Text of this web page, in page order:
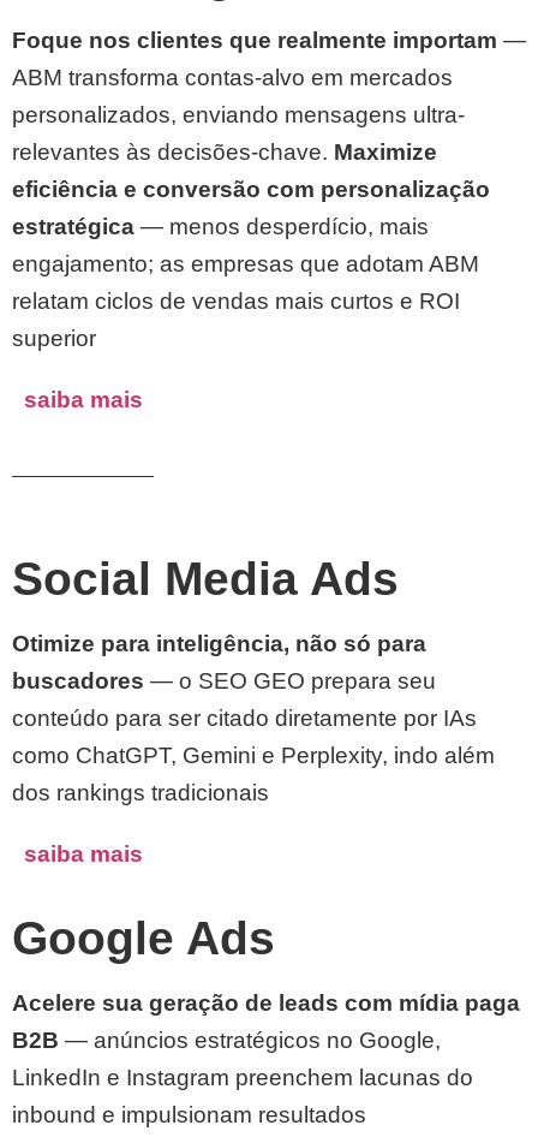
Foque nos clientes que realmente importam —
ABM transforma contas-alvo em mercados
personalizados, enviando mensagens ultra-
relevantes às decisões-chave. Maximize
eficiência e conversão com personalização
estratégica — menos desperdício, mais
engajamento; as empresas que adotam ABM
relatam ciclos de vendas mais curtos e ROI
superior
saiba mais
Social Media Ads
Otimize para inteligência, não só para
buscadores — o SEO GEO prepara seu
conteúdo para ser citado diretamente por IAs
como ChatGPT, Gemini e Perplexity, indo além
dos rankings tradicionais
saiba mais
Google Ads
Acelere sua geração de leads com mídia paga
B2B — anúncios estratégicos no Google,
LinkedIn e Instagram preenchem lacunas do
inbound e impulsionam resultados